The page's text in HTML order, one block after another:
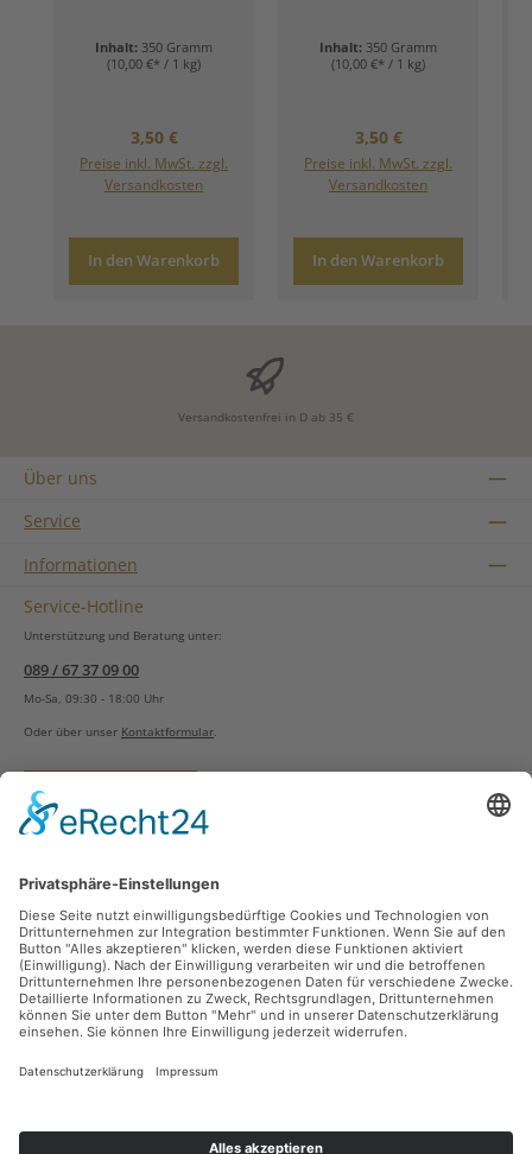
Inhalt: 350 Gramm
(10,00 €* / 1 kg)
Regulärer Preis:
3,50 €
Preise inkl. MwSt. zzgl.
Versandkosten
In den Warenkorb
Inhalt: 350 Gramm
(10,00 €* / 1 kg)
Regulärer Preis:
3,50 €
Preise inkl. MwSt. zzgl.
Versandkosten
In den Warenkorb
Versandkostenfrei in D ab 35 €
Über uns
Service
Informationen
Service-Hotline
Unterstützung und Beratung unter:
089 / 67 37 09 00
Mo-Sa, 09:30 - 18:00 Uhr
Oder über unser Kontaktformular
Vertrag widerrufen
Zahlungsarten
Sicher Einkaufen
Ladengeschäft
Newsletter